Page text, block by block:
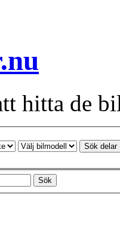
hitta de
Sök delar
Sök